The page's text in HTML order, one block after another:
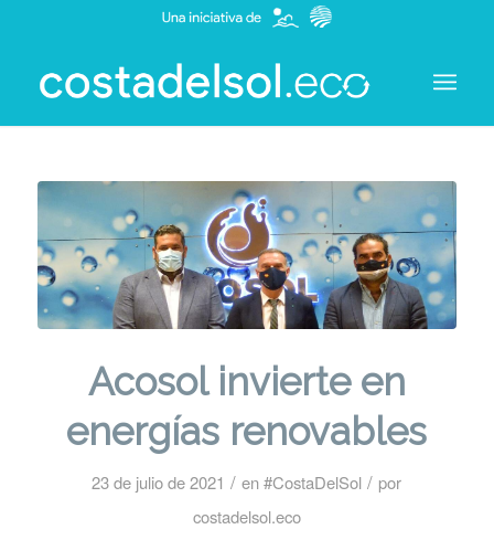
Acosol invierte en
energías renovables
23 de julio de 2021 / en#CostaDelSol / por
costadelsol.eco